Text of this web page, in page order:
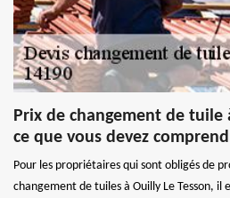
Prix de changement de tuile
ce que vous devez
Pour les propriétaires qui sont obligés de
changement de tuiles à Ouilly Le Tesson, il